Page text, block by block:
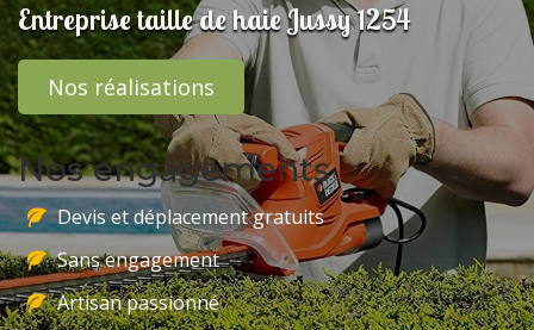
Entreprise taille de haie Jussy 1254
Nos réalisations
Nos engagements
Devis et déplacement gratuits
Sans engagement
Artisan passionné